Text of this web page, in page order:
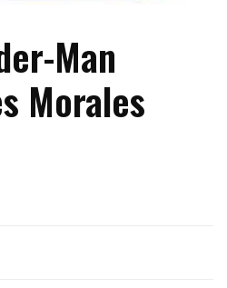
Man
Morales